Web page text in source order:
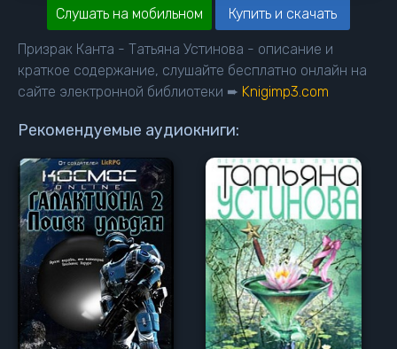
Слушать на мобильном Купить и скачать
Призрак Канта - Татьяна Устинова - описание и
краткое содержание, слушайте бесплатно онлайн на
сайте электронной библиотеки ➨ Knigimp3.com
Рекомендуемые аудиокниги: